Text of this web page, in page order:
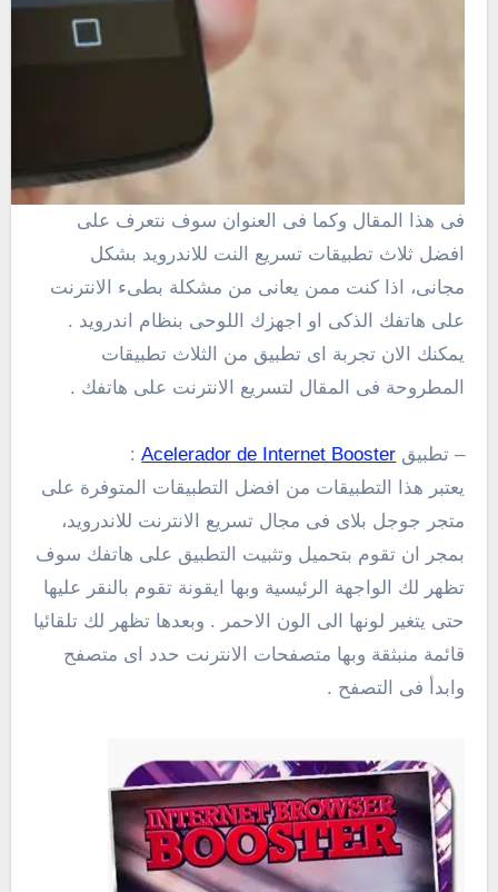
فى هذا المقال وكما فى العنوان سوف نتعرف على
افضل ثلاث تطبيقات تسريع النت للاندرويد بشكل
مجانى، اذا كنت ممن يعانى من مشكلة بطىء الانترنت
على هاتفك الذكى او اجهزك اللوحى بنظام اندرويد .
يمكنك الان تجربة اى تطبيق من الثلاث تطبيقات
المطروحة فى المقال لتسريع الانترنت على هاتفك .
– تطبيق Acelerador de Internet Booster
:
يعتبر هذا التطبيقات من افضل التطبيقات المتوفرة على
متجر جوجل بلاى فى مجال تسريع الانترنت للاندرويد،
بمجر ان تقوم بتحميل وتثبيت التطبيق على هاتفك سوف
تظهر لك الواجهة الرئيسية وبها ايقونة تقوم بالنقر عليها
حتى يتغير لونها الى الون الاحمر . وبعدها تظهر لك تلقائيا
قائمة منبثقة وبها متصفحات الانترنت حدد اى متصفح
وابدأ فى التصفح .